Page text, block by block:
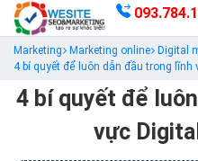
Marketing Marketing online
Digital
4 bí quyết để luôn dẫn đầu trong lĩnh
4 bí quyết để
vực